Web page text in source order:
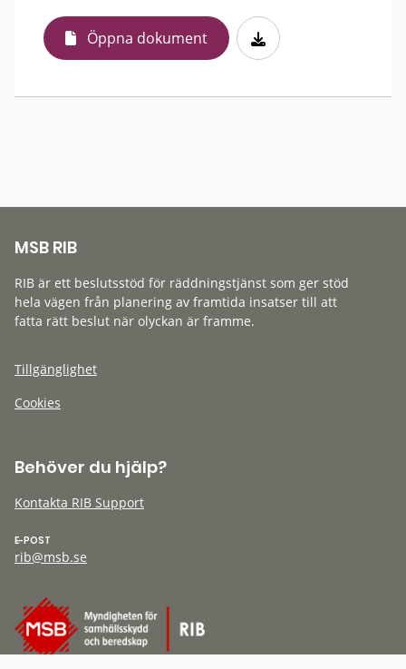
Öppna dokument
MSB RIB
RIB är ett beslutsstöd för räddningstjänst som ger stöd
hela vägen från planering av framtida insatser till att
fatta rätt beslut när olyckan är framme.
Tillgänglighet
Cookies
Behöver du hjälp?
Kontakta RIB Support
E-POST
rib@msb.se